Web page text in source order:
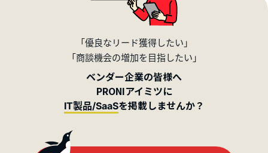
「優良なリード獲得したい」
「商談機会の増加を目指したい」
ベンダー企業の皆様へ
PRONIアイミツに
IT製品/SaaSを掲載しませんか？